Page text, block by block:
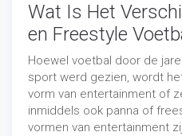
Wat Is Het
en Freestyle
Hoewel voetbal door de
sport werd gezien, wordt
vorm van entertainment of
inmiddels ook panna of
vormen van entertainment